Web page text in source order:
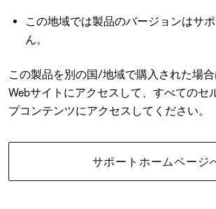
この地域では製品のバージョンはサ
ん。
この製品を別の国/地域で購入された場
Webサイトにアクセスして、すべてのセ
プコンテンツにアクセスしてください。
サポートホームページ